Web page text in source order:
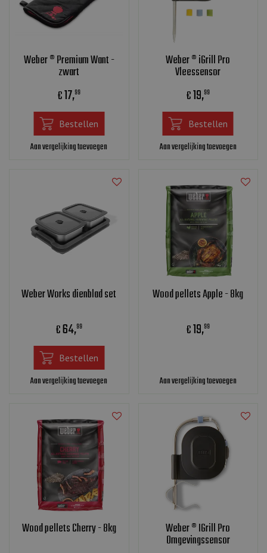
Weber ® Premium Want -
zwart
€17,99
Bestellen
Aan vergelijking toevoegen
Weber ® iGrill Pro
Vleessensor
€19,99
Bestellen
Aan vergelijking toevoegen
Weber Works dienblad set
€64,99
Bestellen
Aan vergelijking toevoegen
Wood pellets Apple - 8kg
€19,99
Aan vergelijking toevoegen
Wood pellets Cherry - 8kg Weber ® IGrill Pro
Omgevingssensor